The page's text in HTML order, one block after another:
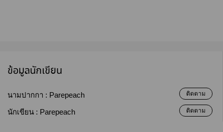
ข้อมูลนักเขียน
นามปากกา : Parepeach ติดตาม
นักเขียน : Parepeach ติดตาม